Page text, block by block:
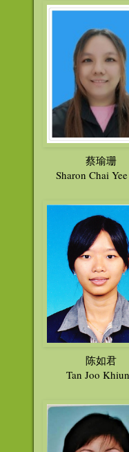
蔡瑜珊
Sharon Chai
陈如君
Tan Joo